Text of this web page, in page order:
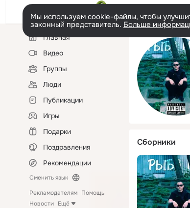
Мы используем cookie-файлы, чтобы
законный представитель. Больше
Левая
колонкаГлавная
Видео
Группы
Люди
Публикации
Игры
Подарки
Поздравления
Рекомендации
Сменить язык
Рекламодателям Помощь
Новости Ещё
Сборники